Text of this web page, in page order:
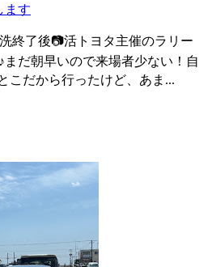
ます
終了後📷活トヨタ主催のラリー
だ朝早いので来場者少ない！自
こだから行ったけど、あま...